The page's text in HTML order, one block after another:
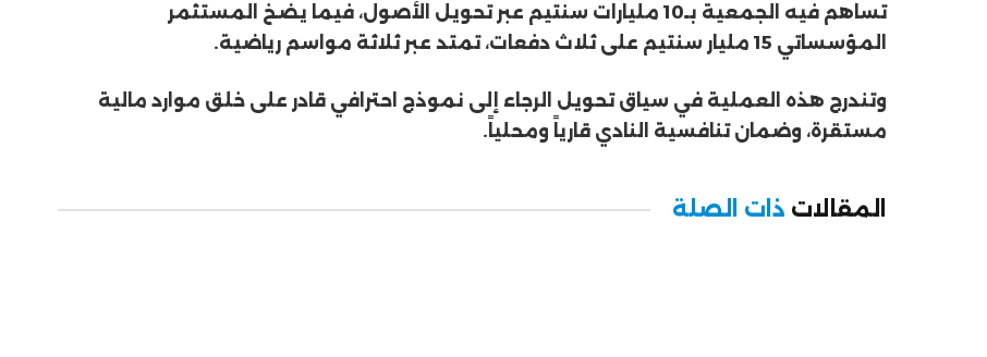
تساهم فيه الجمعية بـ10 مليارات سنتيم عبر تحويل الأصول، فيما يضخ المستثمر
المؤسساتي 15 مليار سنتيم على ثلاث دفعات، تمتد عبر ثلاثة مواسم رياضية.
وتندرج هذه العملية في سياق تحويل الرجاء إلى نموذج احترافي قادر على خلق موارد مالية
مستقرة، وضمان تنافسية النادي قارياً ومحلياً.
المقالات ذات الصلة